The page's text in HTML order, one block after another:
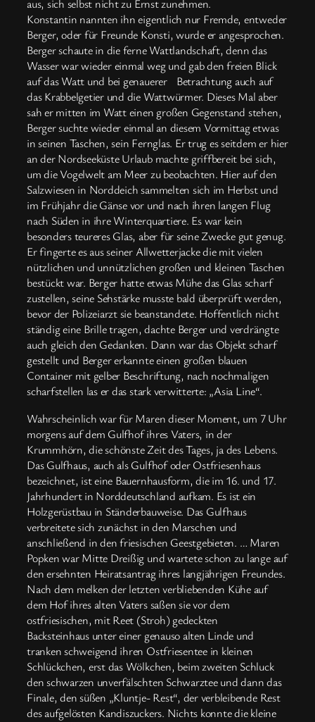
aus, sich selbst nicht zu Ernst zunehmen.
Konstantin nannten ihn eigentlich nur Fremde, entweder
Berger, oder für Freunde Konsti, wurde er angesprochen.
Berger schaute in die ferne Wattlandschaft, denn das
Wasser war wieder einmal weg und gab den freien Blick
auf das Watt und bei genauerer Betrachtung auch auf
das Krabbelgetier und die Wattwürmer. Dieses Mal aber
sah er mitten im Watt einen großen Gegenstand stehen,
Berger suchte wieder einmal an diesem Vormittag etwas
in seinen Taschen, sein Fernglas. Er trug es seitdem er hier
an der Nordseeküste Urlaub machte griffbereit bei sich,
um die Vogelwelt am Meer zu beobachten. Hier auf den
Salzwiesen in Norddeich sammelten sich im Herbst und
im Frühjahr die Gänse vor und nach ihren langen Flug
nach Süden in ihre Winterquartiere. Es war kein
besonders teureres Glas, aber für seine Zwecke gut genug.
Er fingerte es aus seiner Allwetterjacke die mit vielen
nützlichen und unnützlichen großen und kleinen Taschen
bestückt war. Berger hatte etwas Mühe das Glas scharf
zustellen, seine Sehstärke musste bald überprüft werden,
bevor der Polizeiarzt sie beanstandete. Hoffentlich nicht
ständig eine Brille tragen, dachte Berger und verdrängte
auch gleich den Gedanken. Dann war das Objekt scharf
gestellt und Berger erkannte einen großen blauen
Container mit gelber Beschriftung, nach nochmaligen
scharfstellen las er das stark verwitterte: „Asia Line“.
Wahrscheinlich war für Maren dieser Moment, um 7 Uhr
morgens auf dem Gulfhof ihres Vaters, in der
Krummhörn, die schönste Zeit des Tages, ja des Lebens.
Das Gulfhaus, auch als Gulfhof oder Ostfriesenhaus
bezeichnet, ist eine Bauernhausform, die im 16. und 17.
Jahrhundert in Norddeutschland aufkam. Es ist ein
Holzgerüstbau in Ständerbauweise. Das Gulfhaus
verbreitete sich zunächst in den Marschen und
anschließend in den friesischen Geestgebieten. … Maren
Popken war Mitte Dreißig und wartete schon zu lange auf
den ersehnten Heiratsantrag ihres langjährigen Freundes.
Nach dem melken der letzten verbliebenden Kühe auf
dem Hof ihres alten Vaters saßen sie vor dem
ostfriesischen, mit Reet (Stroh) gedeckten
Backsteinhaus unter einer genauso alten Linde und
tranken schweigend ihren Ostfriesentee in kleinen
Schlückchen, erst das Wölkchen, beim zweiten Schluck
den schwarzen unverfälschten Schwarztee und dann das
Finale, den süßen „Kluntje- Rest“, der verbleibende Rest
des aufgelösten Kandiszuckers. Nichts konnte die kleine